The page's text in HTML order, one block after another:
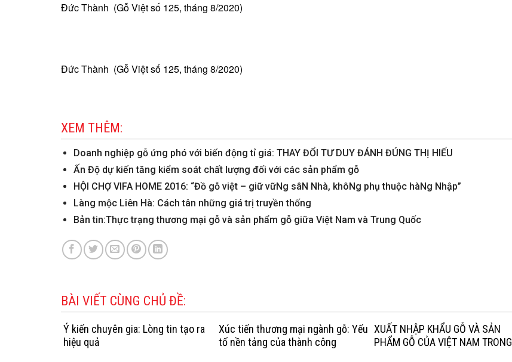
Đức Thành (Gỗ Việt số 125, tháng 8/2020)
Đức Thành (Gỗ Việt số 125, tháng 8/2020)
XEM THÊM:
Doanh nghiệp gỗ ứng phó với biến động tỉ giá: THAY ĐỔI TƯ DUY ĐÁNH ĐÚNG THỊ HIẾU
Ấn Độ dự kiến tăng kiểm soát chất lượng đối với các sản phẩm gỗ
HỘI CHỢ VIFA HOME 2016: “Đồ gỗ việt – giữ vữNg sâN Nhà, khôNg phụ thuộc hàNg Nhập”
Làng mộc Liên Hà: Cách tân những giá trị truyền thống
Bản tin:Thực trạng thương mại gỗ và sản phẩm gỗ giữa Việt Nam và Trung Quốc
BÀI VIẾT CÙNG CHỦ ĐỀ:
Ý kiến chuyên gia: Lòng tin tạo ra
hiệu quả
Xúc tiến thương mại ngành gỗ: Yếu
tố nền tảng của thành công
XUẤT NHẬP KHẨU GỖ VÀ SẢN
PHẨM GỖ CỦA VIỆT NAM TRONG